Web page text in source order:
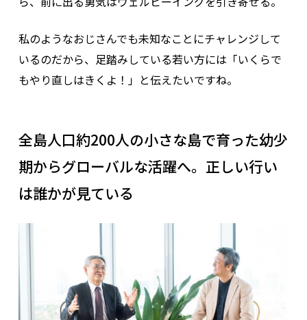
私のようなおじさんでも未知なことにチャレンジして
いるのだから、足踏みしている若い方には「いくらで
もやり直しはきくよ！」と伝えたいですね。
全島人口約200人の小さな島で育った幼少
期からグローバルな活躍へ。正しい行い
は誰かが見ている